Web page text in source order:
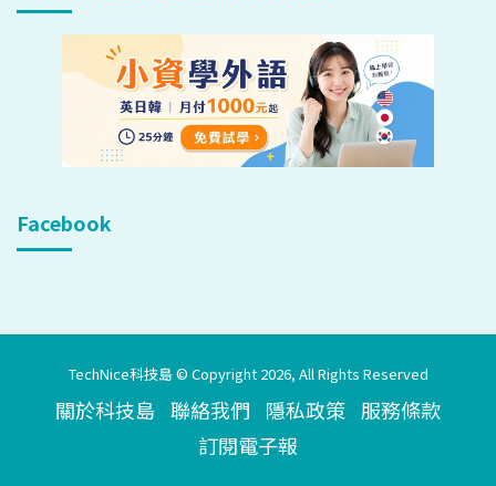
Facebook
TechNice科技島 © Copyright 2026, All Rights Reserved
關於科技島 聯絡我們 隱私政策 服務條款
訂閱電子報